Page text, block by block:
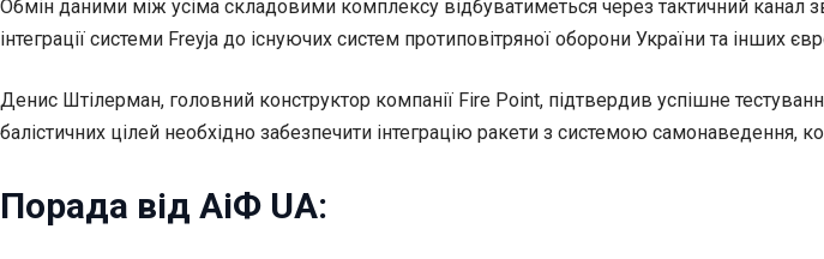
Обмін даними між усіма складовими комплексу відбуватиметься через тактичний канал
інтеграції системи Freyja до існуючих систем протиповітряної оборони України та інших
Денис Штілерман, головний конструктор компанії Fire Point, підтвердив успішне
балістичних цілей необхідно забезпечити інтеграцію ракети з системою самонаведення,
Порада від АіФ UA: